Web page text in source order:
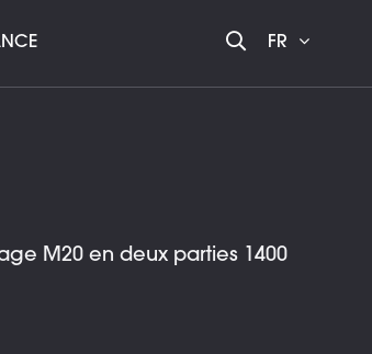
FR
M20 en deux parties 1400